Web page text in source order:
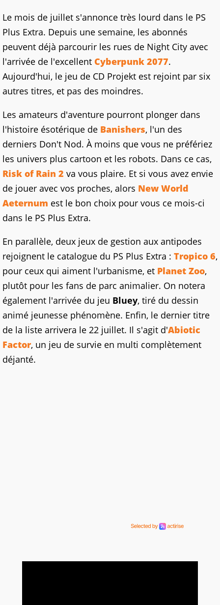
Le mois de juillet s'annonce très lourd dans le PS
Plus Extra. Depuis une semaine, les abonnés
peuvent déjà parcourir les rues de Night City avec
l'arrivée de l'excellent Cyberpunk 2077.
Aujourd'hui, le jeu de CD Projekt est rejoint par six
autres titres, et pas des moindres.
Les amateurs d'aventure pourront plonger dans
l'histoire ésotérique de Banishers, l'un des
derniers Don't Nod. À moins que vous ne préfériez
les univers plus cartoon et les robots. Dans ce cas,
Risk of Rain 2 va vous plaire. Et si vous avez envie
de jouer avec vos proches, alors New World
Aeternum est le bon choix pour vous ce mois-ci
dans le PS Plus Extra.
En parallèle, deux jeux de gestion aux antipodes
rejoignent le catalogue du PS Plus Extra : Tropico 6,
pour ceux qui aiment l'urbanisme, et Planet Zoo,
plutôt pour les fans de parc animalier. On notera
également l'arrivée du jeu Bluey, tiré du dessin
animé jeunesse phénomène. Enfin, le dernier titre
de la liste arrivera le 22 juillet. Il s'agit d'Abiotic
Factor, un jeu de survie en multi complètement
déjanté.